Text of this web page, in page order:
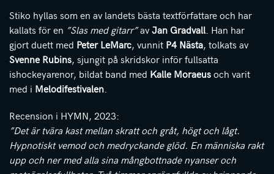
Stiko hyllas som en av landets bästa textförfattare och har
kallats för en ”Slas med gitarr”avJan Gradvall. Han har
gjort duett med Peter LeMarc, vunnit P4 Nästa, tolkats av
Svenne Rubins, sjungit på skridskor inför fullsatta
ishockeyarenor, bildat band med Kalle Moraeusoch varit
med i Melodifestivalen
Recension i HYMN, 2023:
”Det är tvära kast mellan skratt och gråt, högt och lågt.
Hypnotiskt vemod och medryckande glöd. En människa rakt
upp och ner med alla sina mångbottnade nyanser och